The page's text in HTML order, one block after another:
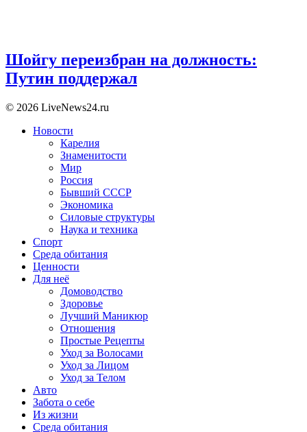
Шойгу переизбран на должность:
Путин поддержал
© 2026 LiveNews24.ru
Новости
Карелия
Знаменитости
Мир
Россия
Бывший СССР
Экономика
Силовые структуры
Наука и техника
Спорт
Среда обитания
Ценности
Для неё
Домоводство
Здоровье
Лучший Маникюр
Отношения
Простые Рецепты
Уход за Волосами
Уход за Лицом
Уход за Телом
Авто
Забота о себе
Из жизни
Среда обитания